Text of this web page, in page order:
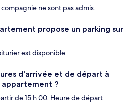
ne sont pas admis.
propose un parking sur
est disponible.
d'arrivée et de départ à
?
de 15 h 00. Heure de départ :